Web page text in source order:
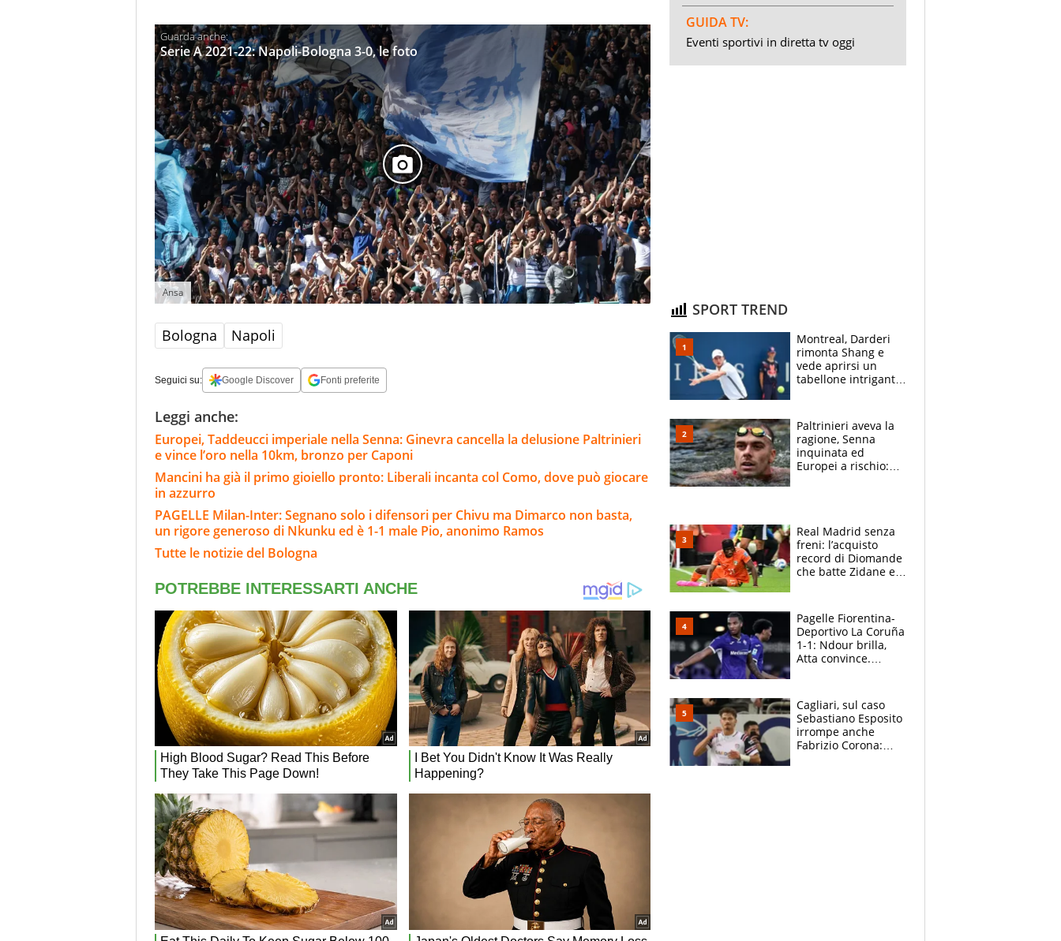
Serie A 2021-22: Napoli-Bologna 3-0, le foto
Ansa
Bologna Napoli
Seguici su: Google Discover Fonti preferite
Leggi anche:
Europei, Taddeucci imperiale nella Senna: Ginevra cancella la delusione Paltrinieri
e vince l’oro nella 10km, bronzo per Caponi
Mancini ha già il primo gioiello pronto: Liberali incanta col Como, dove può giocare
in azzurro
PAGELLE Milan-Inter: Segnano solo i difensori per Chivu ma Dimarco non basta,
un rigore generoso di Nkunku ed è 1-1 male Pio, anonimo Ramos
Tutte le notizie del Bologna
GUIDA TV:
Eventi sportivi in diretta tv oggi
SPORT TREND
Montreal, Darderi
rimonta Shang e
vede aprirsi un
tabellone intrigante:
felice del mio livello"
Paltrinieri aveva la
ragione, Senna
inquinata ed
Europei a rischio:
Real Madrid senza
freni: l’acquisto
record di Diomande
che batte Zidane e
Pagelle Fiorentina-
Deportivo La Coruña
1-1: Ndour brilla,
Atta convince.
Cagliari, sul caso
Sebastiano Esposito
irrompe anche
Fabrizio Corona: